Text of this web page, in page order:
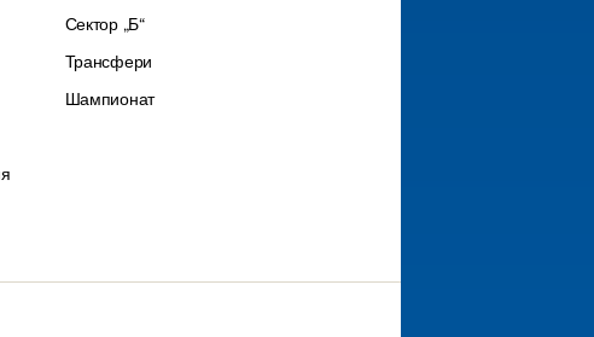
Сектор „Б“
Трансфери
Шампионат